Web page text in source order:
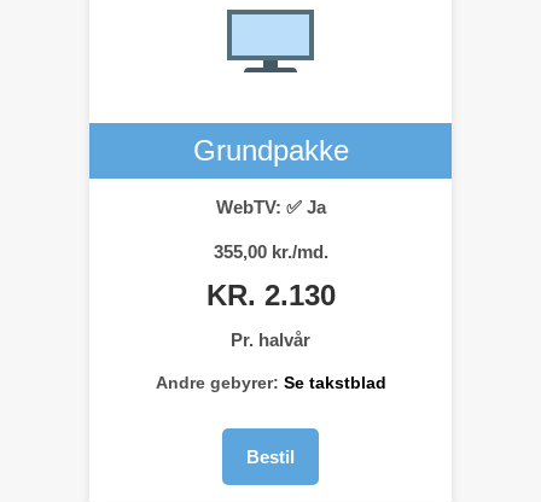
Grundpakke
WebTV: ✅ Ja
355,00 kr./md.
KR. 2.130
Pr. halvår
Andre gebyrer: Se takstblad
Bestil